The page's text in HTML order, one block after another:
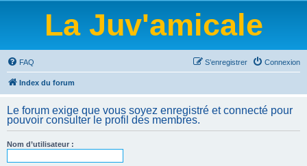
La Juv'amicale
FAQ Connexion
S’enregistrer
Index du forum
Le forum exige que vous soyez enregistré et connecté pour
pouvoir consulter le profil des membres.
Nom d’utilisateur :